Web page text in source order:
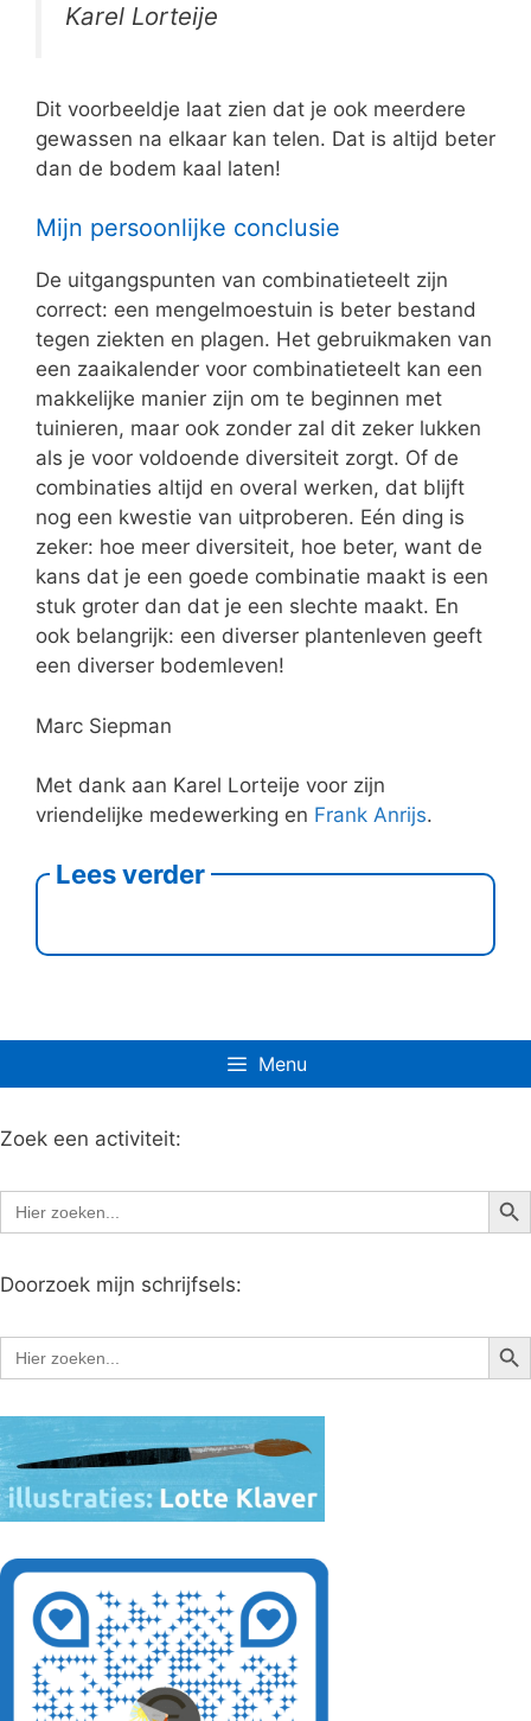
Karel Lorteije
Dit voorbeeldje laat zien dat je ook meerdere
gewassen na elkaar kan telen. Dat is altijd beter
dan de bodem kaal laten!
Mijn persoonlijke conclusie
De uitgangspunten van combinatieteelt zijn
correct: een mengelmoestuin is beter bestand
tegen ziekten en plagen. Het gebruikmaken van
een zaaikalender voor combinatieteelt kan een
makkelijke manier zijn om te beginnen met
tuinieren, maar ook zonder zal dit zeker lukken
als je voor voldoende diversiteit zorgt. Of de
combinaties altijd en overal werken, dat blijft
nog een kwestie van uitproberen. Eén ding is
zeker: hoe meer diversiteit, hoe beter, want de
kans dat je een goede combinatie maakt is een
stuk groter dan dat je een slechte maakt. En
ook belangrijk: een diverser plantenleven geeft
een diverser bodemleven!
Marc Siepman
Met dank aan Karel Lorteije voor zijn
vriendelijke medewerking en Frank Anrijs.
Lees verder
Menu
Zoek een activiteit:
Zoek
naar:
Doorzoek mijn schrijfsels:
Zoek
naar: